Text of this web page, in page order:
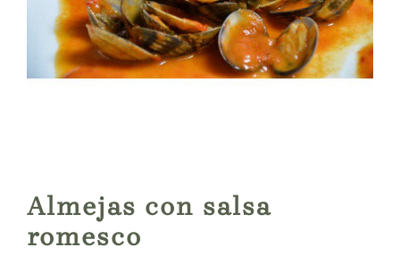
Almejas con salsa
romesco